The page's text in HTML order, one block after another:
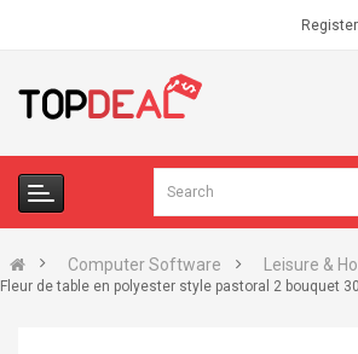
Register
Computer Software Leisure &
Fleur de table en polyester style pastoral 2 bouquet